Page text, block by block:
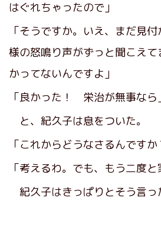
はぐれちゃったので」
「そうですか。いえ、まだ見
様の怒鳴り声がずっと聞こえ
かってないんですよ」
「良かった！ 栄治が無事なら
と、紀久子は息をついた。
「これからどうなさるんですか
「考えるわ。でも、もう二度と
紀久子はきっぱりとそう言っ